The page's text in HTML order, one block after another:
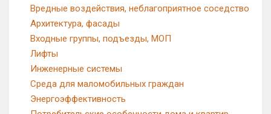
Вредные воздействия, неблагоприятное соседство
Архитектура, фасады
Входные группы, подъезды, МОП
Лифты
Инженерные системы
Среда для маломобильных граждан
Энергоэффективность